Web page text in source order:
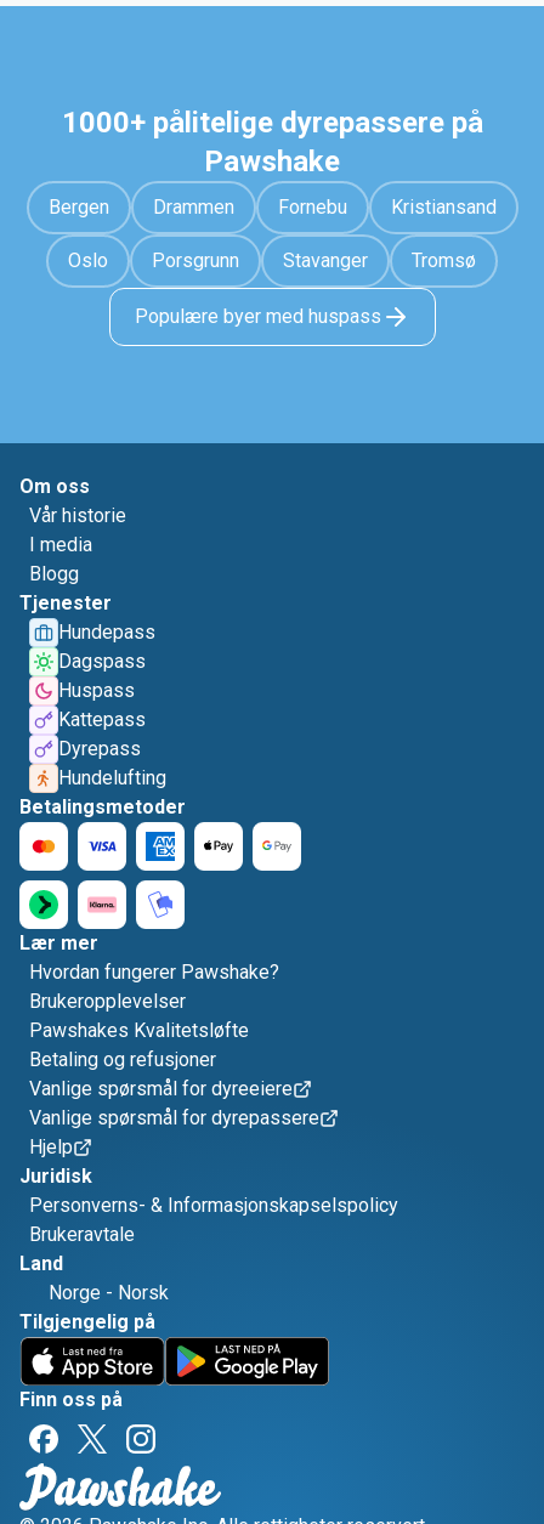
1000+ pålitelige dyrepassere på
Pawshake
Bergen Drammen Fornebu Kristiansand
Oslo Porsgrunn Stavanger Tromsø
Populære byer med huspass
Om oss
Vår historie
I media
Blogg
Tjenester
Hundepass
Dagspass
Huspass
Kattepass
Dyrepass
Hundelufting
Betalingsmetoder
Lær mer
Hvordan fungerer Pawshake?
Brukeropplevelser
Pawshakes Kvalitetsløfte
Betaling og refusjoner
Vanlige spørsmål for dyreeiere
Vanlige spørsmål for dyrepassere
Hjelp
Juridisk
Personverns- & Informasjonskapselspolicy
Brukeravtale
Land
Norge - Norsk
Tilgjengelig på
Finn oss på